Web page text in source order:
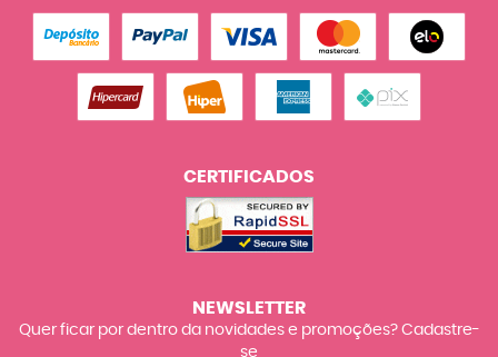
CERTIFICADOS
NEWSLETTER
Quer ficar por dentro da novidades e promoções? Cadastre-
se